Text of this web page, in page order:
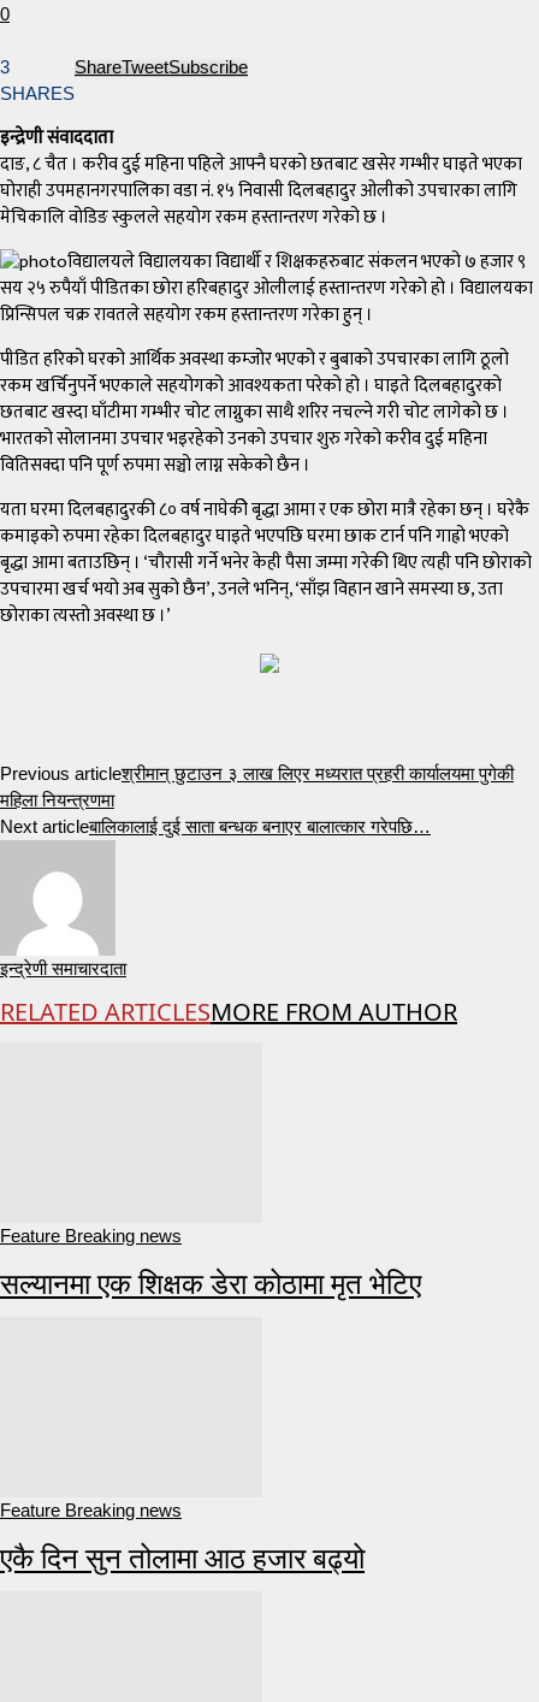
0
3
SHARES
ShareTweetSubscribe
इन्द्रेणी संवाददाता
दाङ, ८ चैत । करीव दुई महिना पहिले आफ्नै घरको छतबाट खसेर गम्भीर घाइते भएका
घोराही उपमहानगरपालिका वडा नं. १५ निवासी दिलबहादुर ओलीको उपचारका लागि
मेचिकालि वोडिङ स्कुलले सहयोग रकम हस्तान्तरण गरेको छ ।
विद्यालयले विद्यालयका विद्यार्थी र शिक्षकहरुबाट संकलन भएको ७ हजार ९
सय २५ रुपैयाँ पीडितका छोरा हरिबहादुर ओलीलाई हस्तान्तरण गरेको हो । विद्यालयका
प्रिन्सिपल चक्र रावतले सहयोग रकम हस्तान्तरण गरेका हुन् ।
पीडित हरिको घरको आर्थिक अवस्था कम्जोर भएको र बुबाको उपचारका लागि ठूलो
रकम खर्चिनुपर्ने भएकाले सहयोगको आवश्यकता परेको हो । घाइते दिलबहादुरको
छतबाट खस्दा घाँटीमा गम्भीर चोट लाग्नुका साथै शरिर नचल्ने गरी चोट लागेको छ ।
भारतको सोलानमा उपचार भइरहेको उनको उपचार शुरु गरेको करीव दुई महिना
वितिसक्दा पनि पूर्ण रुपमा सञ्चो लाग्न सकेको छैन ।
यता घरमा दिलबहादुरकी ८० वर्ष नाघेकीे बृद्धा आमा र एक छोरा मात्रै रहेका छन् । घरेकै
कमाइको रुपमा रहेका दिलबहादुर घाइते भएपछि घरमा छाक टार्न पनि गाह्रो भएको
बृद्धा आमा बताउछिन् । ‘चौरासी गर्ने भनेर केही पैसा जम्मा गरेकी थिए त्यही पनि छोराको
उपचारमा खर्च भयो अब सुको छैन’, उनले भनिन्, ‘साँझ विहान खाने समस्या छ, उता
छोराका त्यस्तो अवस्था छ ।’
Previous articleश्रीमान् छुटाउन ३ लाख लिएर मध्यरात प्रहरी कार्यालयमा पुगेकी
महिला नियन्त्रणमा
Next articleबालिकालाई दुई साता बन्धक बनाएर बालात्कार गरेपछि…
इन्द्रेणी समाचारदाता
RELATED ARTICLESMORE FROM AUTHOR
Feature Breaking news
सल्यानमा एक शिक्षक डेरा कोठामा मृत भेटिए
Feature Breaking news
एकै दिन सुन तोलामा आठ हजार बढ्यो